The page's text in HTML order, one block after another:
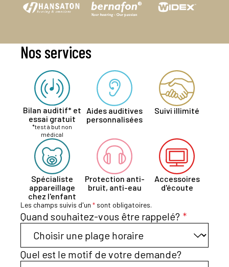
Nos services
Bilan auditif* et
essai gratuit
*test à but non
médical
Aides auditives
personnalisées
Suivi illimité
Spécialiste
appareillage
chez l'enfant
Protection anti-
bruit, anti-eau
Accessoires
d'écoute
Les champs suivis d'un * sont obligatoires.
Quand souhaitez-vous être rappelé? *
Quel est le motif de votre demande?